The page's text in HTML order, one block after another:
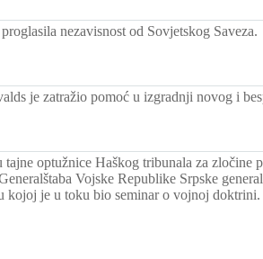
nezavisnost od Sovjetskog Saveza.
je zatražio pomoć u izgradnji novog i
tajne optužnice Haškog tribunala za zločine
Vojske Republike Srpske
kojoj je u toku bio seminar o vojnoj doktrini.